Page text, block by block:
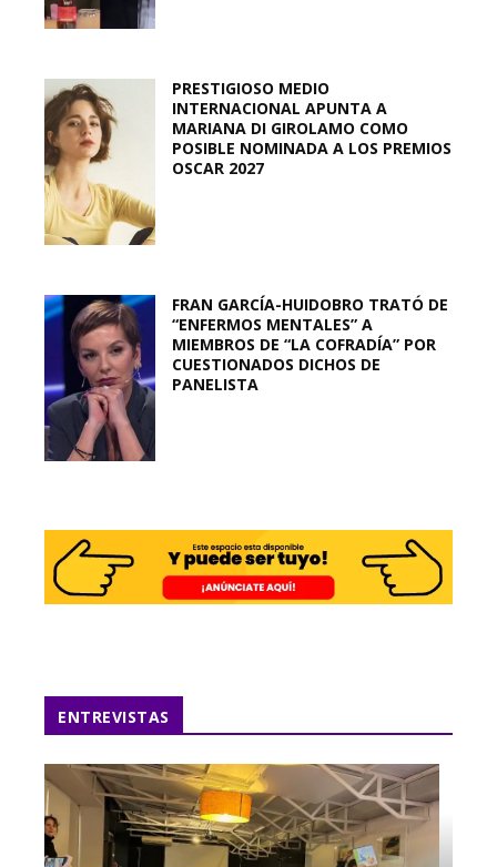
PRESTIGIOSO MEDIO
INTERNACIONAL APUNTA A
MARIANA DI GIROLAMO COMO
POSIBLE NOMINADA A LOS PREMIOS
OSCAR 2027
FRAN GARCÍA-HUIDOBRO TRATÓ DE
“ENFERMOS MENTALES” A
MIEMBROS DE “LA COFRADÍA” POR
CUESTIONADOS DICHOS DE
PANELISTA
ENTREVISTAS